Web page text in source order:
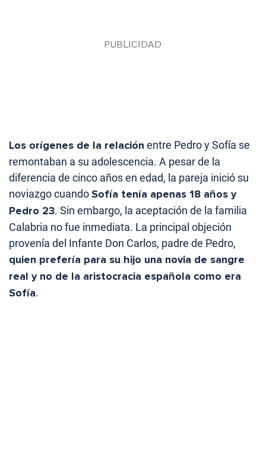
Los orígenes de la relación entre Pedro y Sofía se
remontaban a su adolescencia. A pesar de la
diferencia de cinco años en edad, la pareja inició su
noviazgo cuandoSofía tenía apenas 18 años y
Pedro 23. Sin embargo, la aceptación de la familia
Calabria no fue inmediata. La principal objeción
provenía del Infante Don Carlos, padre de Pedro,
quien prefería para su hijo una novia de sangre
real y no de la aristocracia española como era
Sofía.